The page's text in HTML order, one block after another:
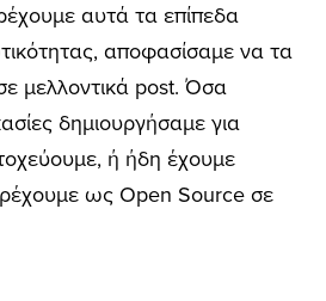
αυτά τα επίπεδα
αποφασίσαμε να τα
μελλοντικά post. Όσα
δημιουργήσαμε για
ή ήδη έχουμε
ως Open Source σε